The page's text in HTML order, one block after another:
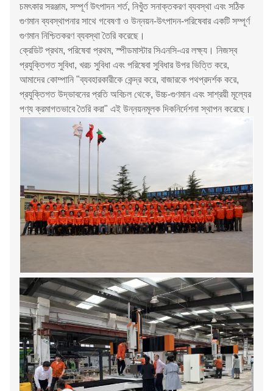
চমৎকার সরঞ্জাম, সম্পূর্ণ উৎপাদন শর্ত, নিখুঁত সনাক্তকরণ ব্যবস্থা এবং সঠিক
গুণমান ব্যবস্থাপনার সাথে গবেষণা ও উন্নয়ন-উৎপাদন-পরিষেবার একটি সম্পূর্ণ
গুণমান নিশ্চিতকরণ ব্যবস্থা তৈরি করেছে।
ক্রেডিট প্রথম, পরিষেবা প্রথম, স্পীডমাস্টার সিএনসি-এর লক্ষ্য। নিজস্ব
প্রযুক্তিগত সুবিধা, খরচ সুবিধা এবং পরিষেবা সুবিধার উপর ভিত্তি করে,
আমাদের কোম্পানি "ব্যবহারকারীকে কেন্দ্র করে, বাজারকে পথপ্রদর্শক করে,
প্রযুক্তিগত উদ্ভাবনের প্রতি অবিচল থেকে, উচ্চ-গুণমান এবং সাশ্রয়ী মূল্যের
পণ্য ক্রমাগতভাবে তৈরি করা" এই উন্নয়নমূলক দিকনির্দেশনা স্থাপন করেছে।